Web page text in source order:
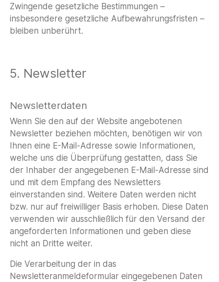
Zwingende gesetzliche Bestimmungen –
insbesondere gesetzliche Aufbewahrungsfristen –
bleiben unberührt.
5. Newsletter
Newsletterdaten
Wenn Sie den auf der Website angebotenen
Newsletter beziehen möchten, benötigen wir von
Ihnen eine E-Mail-Adresse sowie Informationen,
welche uns die Überprüfung gestatten, dass Sie
der Inhaber der angegebenen E-Mail-Adresse sind
und mit dem Empfang des Newsletters
einverstanden sind. Weitere Daten werden nicht
bzw. nur auf freiwilliger Basis erhoben. Diese Daten
verwenden wir ausschließlich für den Versand der
angeforderten Informationen und geben diese
nicht an Dritte weiter.
Die Verarbeitung der in das
Newsletteranmeldeformular eingegebenen Daten